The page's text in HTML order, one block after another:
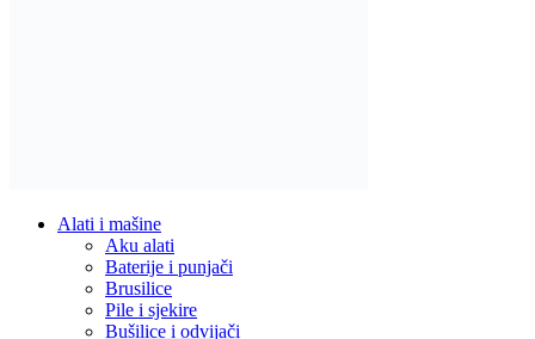
Alati i mašine
Aku alati
Baterije i punjači
Brusilice
Pile i sjekire
Bušilice i odvijači